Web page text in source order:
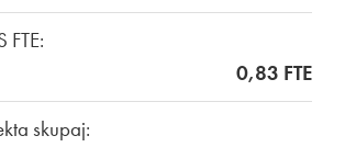
FTE:
0,83 FTE
skupaj: